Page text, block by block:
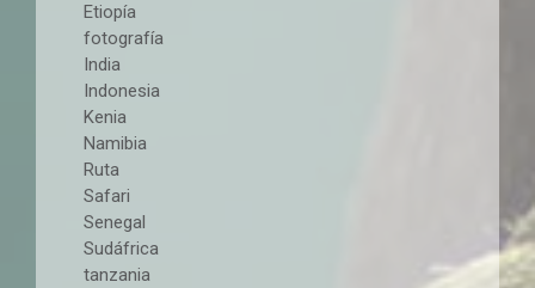
Etiopía
fotografía
India
Indonesia
Kenia
Namibia
Ruta
Safari
Senegal
Sudáfrica
tanzania